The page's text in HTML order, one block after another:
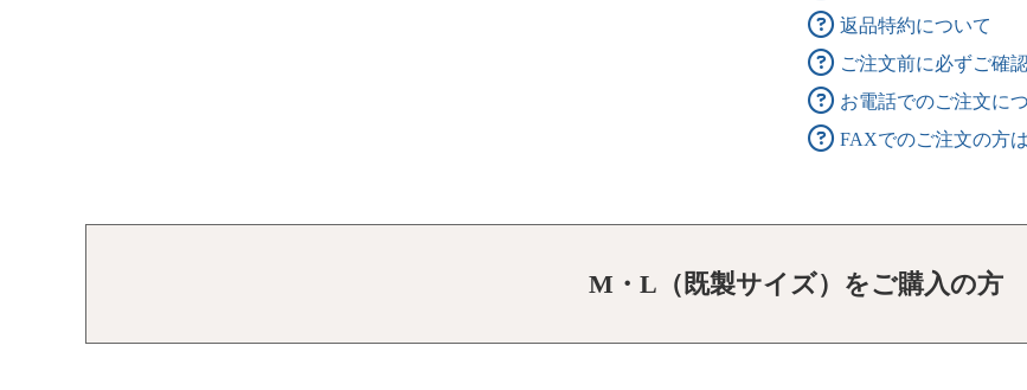
返品特約について
ご注文前に必ずご確
お電話でのご注文に
FAXでのご注文の方
M・L（既製サイズ）をご購入の方